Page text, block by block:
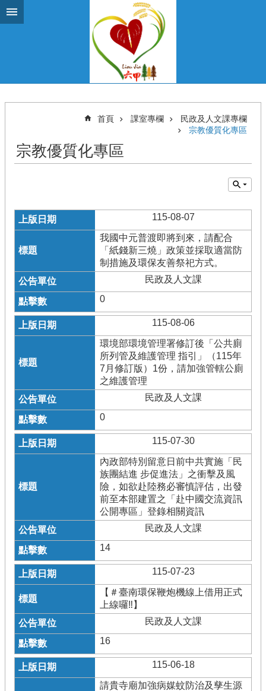
跳到主要內容區塊
首頁 課室專欄
民政及人文課專欄
宗教優質化專區
宗教優質化專區
115-08-07
我國中元普渡即將到來，請配合
「紙錢新三燒」政策並採取適當防
制措施及環保友善祭祀方式。
民政及人文課
0
115-08-06
環境部環境管理署修訂後「公共廁
所列管及維護管理 指引」（115年
7月修訂版）1份，請加強管轄公廁
之維護管理
民政及人文課
0
115-07-30
內政部特別留意日前中共實施「民
族團結進 步促進法」之衝擊及風
險，如欲赴陸務必審慎評估，出發
前至本部建置之「赴中國交流資訊
公開專區」登錄相關資訊
民政及人文課
14
115-07-23
【＃臺南環保鞭炮機線上借用正式
上線囉‼️】
民政及人文課
16
115-06-18
請貴寺廟加強病媒蚊防治及孳生源